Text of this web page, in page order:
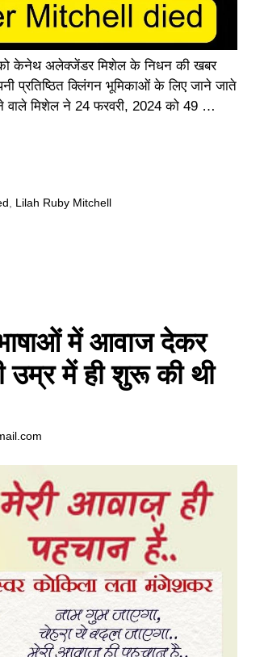
केनेथ अलेक्जेंडर मिशेल के निधन की खबर
प्रतिष्ठित क्लिंगन भूमिकाओं के लिए जाने जाते
वाले मिशेल ने 24 फरवरी, 2024 को 49 …
Lilah Ruby Mitchell
में आवाज देकर
उम्र में ही शुरू की थी